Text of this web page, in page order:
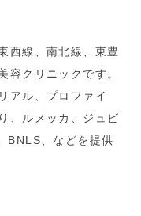
西線、南北線、東豊
容クリニックです。
アル、プロファイ
、ルメッカ、ジュビ
BNLS、などを提供